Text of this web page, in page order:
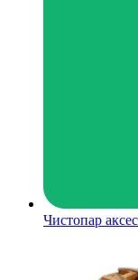
Чистопар